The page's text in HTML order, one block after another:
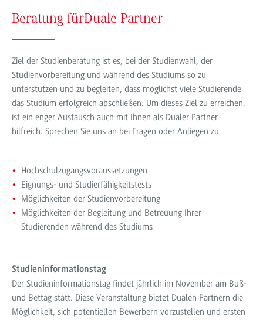
Beratung fürDuale Partner
Ziel der Studienberatung ist es, bei der Studienwahl, der
Studienvorbereitung und während des Studiums so zu
unterstützen und zu begleiten, dass möglichst viele Studierende
das Studium erfolgreich abschließen. Um dieses Ziel zu erreichen,
ist ein enger Austausch auch mit Ihnen als Dualer Partner
hilfreich. Sprechen Sie uns an bei Fragen oder Anliegen zu
Hochschulzugangsvoraussetzungen
Eignungs- und Studierfähigkeitstests
Möglichkeiten der Studienvorbereitung
Möglichkeiten der Begleitung und Betreuung Ihrer
Studierenden während des Studiums
Studieninformationstag
Der Studieninformationstag findet jährlich im November am Buß-
und Bettag statt. Diese Veranstaltung bietet Dualen Partnern die
Möglichkeit, sich potentiellen Bewerbern vorzustellen und ersten